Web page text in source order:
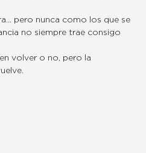
pero nunca como los que se
no siempre trae consigo
volver o no, pero la